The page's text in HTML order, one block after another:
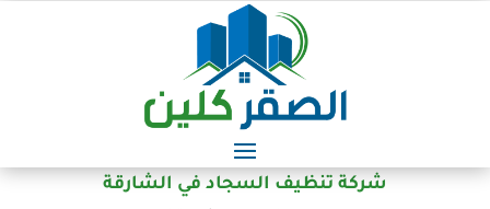
شركة تنظيف السجاد في الشارقة